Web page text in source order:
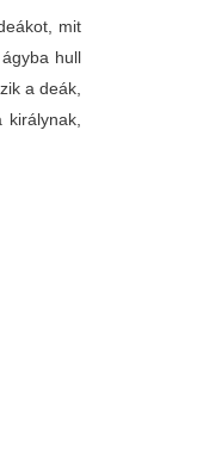
mit
hull
a deák,